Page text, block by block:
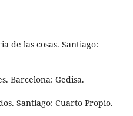
de las cosas. Santiago:
Barcelona: Gedisa.
Santiago: Cuarto Propio.